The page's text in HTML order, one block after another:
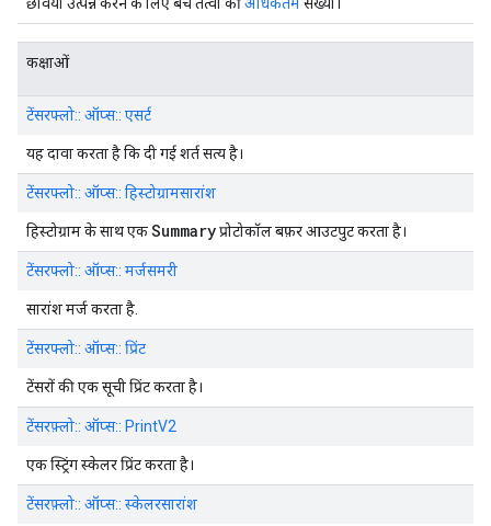
कक्षाओं
टेंसरफ्लो:: ऑप्स:: एसर्ट
यह दावा करता है कि दी गई शर्त सत्य है।
टेंसरफ्लो:: ऑप्स:: हिस्टोग्रामसारांश
हिस्टोग्राम के साथ एकSummaryप्रोटोकॉल बफ़र आउटपुट करता है।
टेंसरफ्लो:: ऑप्स:: मर्जसमरी
सारांश मर्ज करता है.
टेंसरफ्लो:: ऑप्स:: प्रिंट
टेंसरों की एक सूची प्रिंट करता है।
टेंसरफ़्लो:: ऑप्स:: PrintV2
एक स्ट्रिंग स्केलर प्रिंट करता है।
टेंसरफ़्लो:: ऑप्स:: स्केलरसारांश